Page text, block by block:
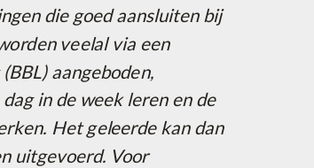
die goed aansluiten bij
veelal via een
aangeboden,
in de week leren en de
Het geleerde kan dan
uitgevoerd. Voor